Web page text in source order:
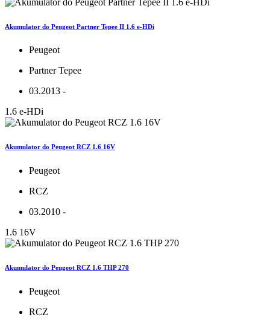
Akumulator do Peugeot Partner Tepee II 1.6 e-HDi
Peugeot
Partner Tepee
03.2013 -
1.6 e-HDi
Akumulator do Peugeot RCZ 1.6 16V
Peugeot
RCZ
03.2010 -
1.6 16V
Akumulator do Peugeot RCZ 1.6 THP 270
Peugeot
RCZ